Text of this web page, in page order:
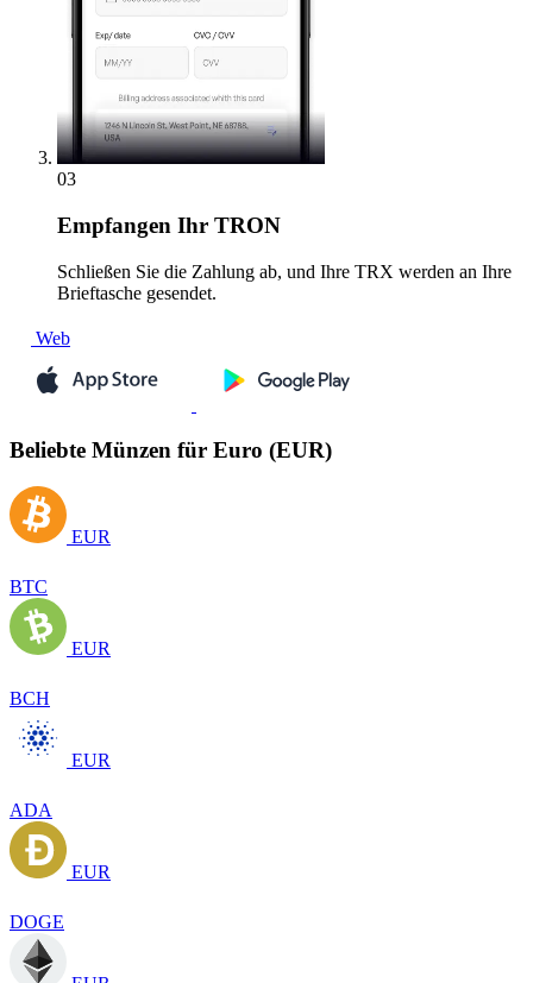
03
Empfangen Ihr TRON
Schließen Sie die Zahlung ab, und Ihre TRX werden an Ihre
Brieftasche gesendet.
Web
Beliebte Münzen für Euro (EUR)
EUR
BTC
EUR
BCH
EUR
ADA
EUR
DOGE